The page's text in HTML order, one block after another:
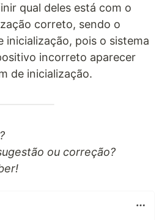
qual deles está com o
correto, sendo o
inicialização, pois o sistema
incorreto aparecer
de inicialização.
ou correção?